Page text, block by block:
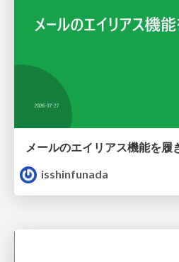
メールのエイリアス機能を履
isshinfunada